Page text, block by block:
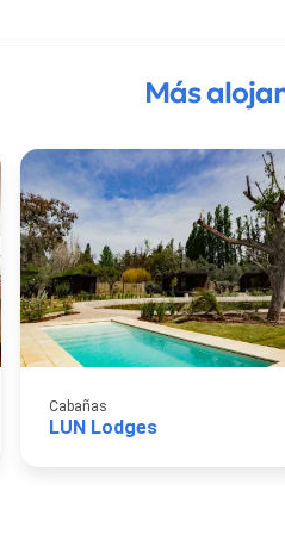
Más
Cabañas
LUN Lodges